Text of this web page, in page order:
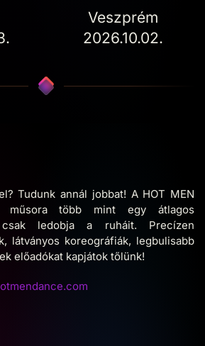
Veszprém
2026.10.02.
Tudunk annál jobbat! A HOT MEN
műsora több mint egy átlagos
ledobja a ruháit. Precízen
látványos koreográfiák, legbulisabb
előadókat kapjátok tőlünk!